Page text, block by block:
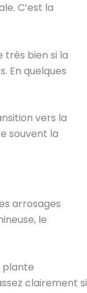
C’est la
très bien si la
En quelques
vers la
souvent la
arrosages
le
plante
clairement si